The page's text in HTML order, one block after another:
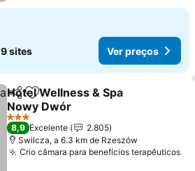
9 sites Ver preços
PartilharAdicionar aos favoritos
Hotel Wellness & Spa
Nowy Dwór
Ver preços
3 Estrelas
8,9 Excelente
2.805
Swilcza, a 6.3 km de Rzeszów
Crio câmara para benefícios terapêuticos